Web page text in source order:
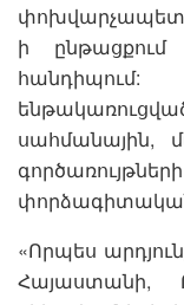
փոխվարչապետ
ի
սահմանային,
«Որպես
Հայաստանի,